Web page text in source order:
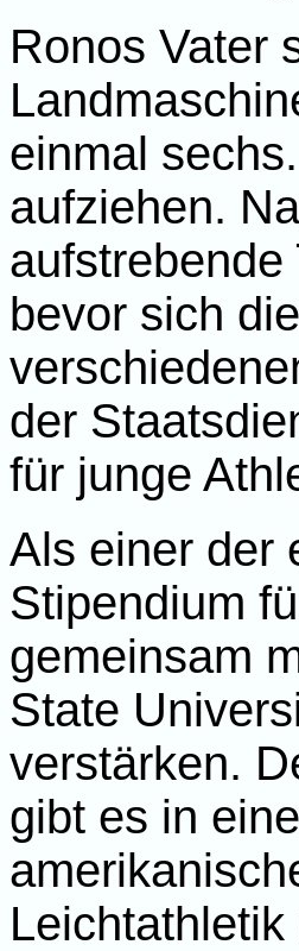
Ronos Vater
einmal
aufziehen.
aufstrebende
bevor sich
der
für junge
Als einer der
Stipendium
gemeinsam
State
verstärken.
gibt es in